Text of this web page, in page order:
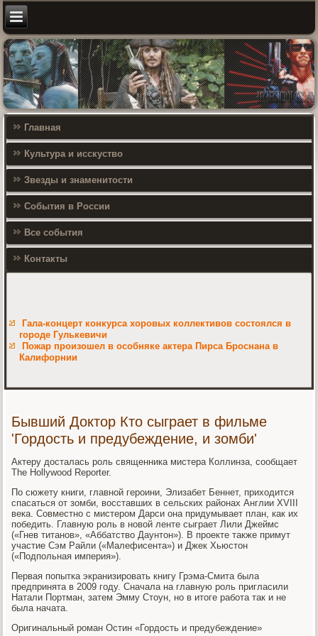
Главная
Культура и исскуство
Звезды и знаменитости
События в России
Все события
Контакты
Гала-концерт конкурса хоровых коллективов состоялся в
городе Гулькевичи
Пожар произошел в особняке актера Пирса Броснана в
Калифорнии
Бывший Доктор Кто сыграет в фильме
'Гордость и предубеждение, и зомби'
Актеру досталась роль священника мистера Коллинза, сообщает
The Hollywood Reporter.
По сюжету книги, главной героини, Элизабет Беннет, приходится
спасаться от зомби, восставших в сельских районах Англии XVIII
века. Совместно с мистером Дарси она придумывает план, как их
победить. Главную роль в новой ленте сыграет Лили Джеймс
(«Гнев титанов», «Аббатство Даунтон»). В проекте также примут
участие Сэм Райли («Малефисента») и Джек Хьюстон
(«Подпольная империя»).
Первая попытка экранизировать книгу Грэма-Смита была
предпринята в 2009 году. Сначала на главную роль пригласили
Натали Портман, затем Эмму Стоун, но в итоге работа так и не
была начата.
Оригинальный роман Остин «Гордость и предубеждение»